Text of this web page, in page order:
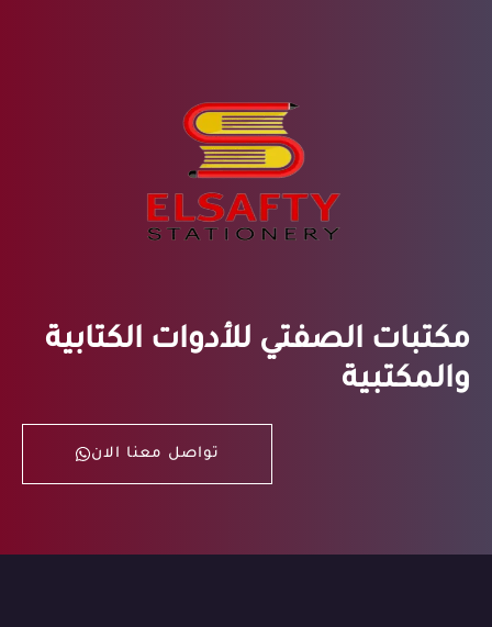
مكتبات الصفتي للأدوات الكتابية
والمكتبية
تواصل معنا الان